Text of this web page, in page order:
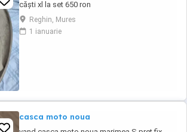
căști xl la set 650 ron
Reghin, Mures
1 ianuarie
casca moto noua